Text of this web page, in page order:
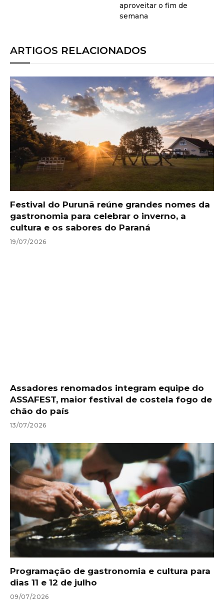
aproveitar o fim de
semana
ARTIGOS RELACIONADOS
Festival do Purunã reúne grandes nomes da
gastronomia para celebrar o inverno, a
cultura e os sabores do Paraná
19/07/2026
Assadores renomados integram equipe do
ASSAFEST, maior festival de costela fogo de
chão do país
13/07/2026
Programação de gastronomia e cultura para
dias 11 e 12 de julho
09/07/2026